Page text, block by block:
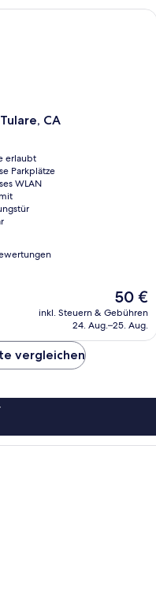
CA
erlaubt
Parkplätze
WLAN
Der
Preis
beträgt
50 €
inkl. Steuern & Gebühren
24. Aug.–25. Aug.
CA
vergleichen